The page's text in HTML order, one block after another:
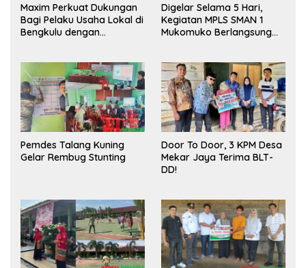
Maxim Perkuat Dukungan
Bagi Pelaku Usaha Lokal di
Bengkulu dengan
Pasar
Digelar Selama 5 Hari,
Kegiatan MPLS SMAN 1
Mukomuko Berlangsung
Pemdes Talang Kuning
Gelar Rembug Stunting
Door To Door, 3 KPM Desa
Mekar Jaya Terima BLT-
DD!